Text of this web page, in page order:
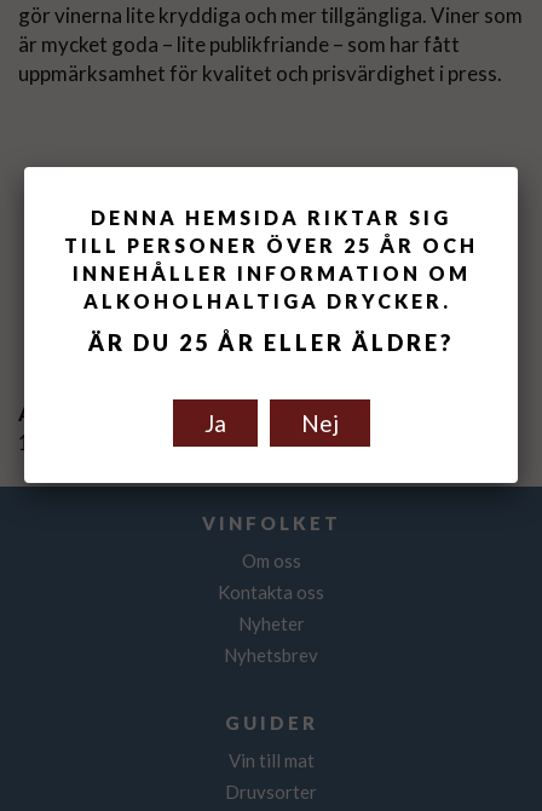
gör vinerna lite kryddiga och mer tillgängliga. Viner som
är mycket goda – lite publikfriande – som har fått
uppmärksamhet för kvalitet och prisvärdighet i press.
Spara som favorit
Artikelnummer:
119104-21
VINFOLKET
Om oss
Kontakta oss
Nyheter
Nyhetsbrev
GUIDER
Vin till mat
Druvsorter
DENNA HEMSIDA RIKTAR SIG
TILL PERSONER ÖVER 25 ÅR OCH
INNEHÅLLER INFORMATION OM
ALKOHOLHALTIGA DRYCKER.
ÄR DU 25 ÅR ELLER ÄLDRE?
Ja Nej